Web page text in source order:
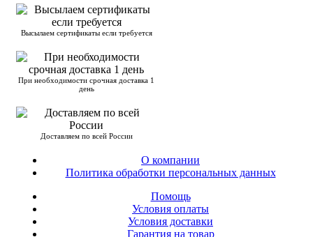
Высылаем сертификаты если требуется
При необходимости срочная доставка 1
день
Доставляем по всей России
О компании
Политика обработки персональных данных
Помощь
Условия оплаты
Условия доставки
Гарантия на товар